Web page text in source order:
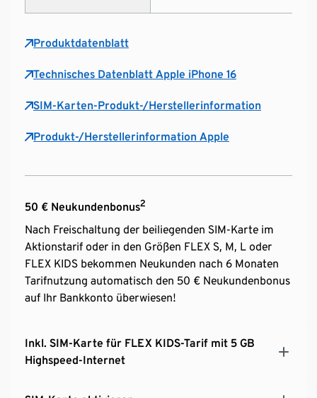
Produktdatenblatt
Technisches Datenblatt Apple iPhone 16
SIM-Karten-Produkt-/Herstellerinformation
Produkt-/Herstellerinformation Apple
50 € Neukundenbonus2
Nach Freischaltung der beiliegenden SIM-Karte im
Aktionstarif oder in den Größen FLEX S, M, L oder
FLEX KIDS bekommen Neukunden nach 6 Monaten
Tarifnutzung automatisch den 50 € Neukundenbonus
auf Ihr Bankkonto überwiesen!
Inkl. SIM-Karte für FLEX KIDS-Tarif mit 5 GB
Highspeed-Internet